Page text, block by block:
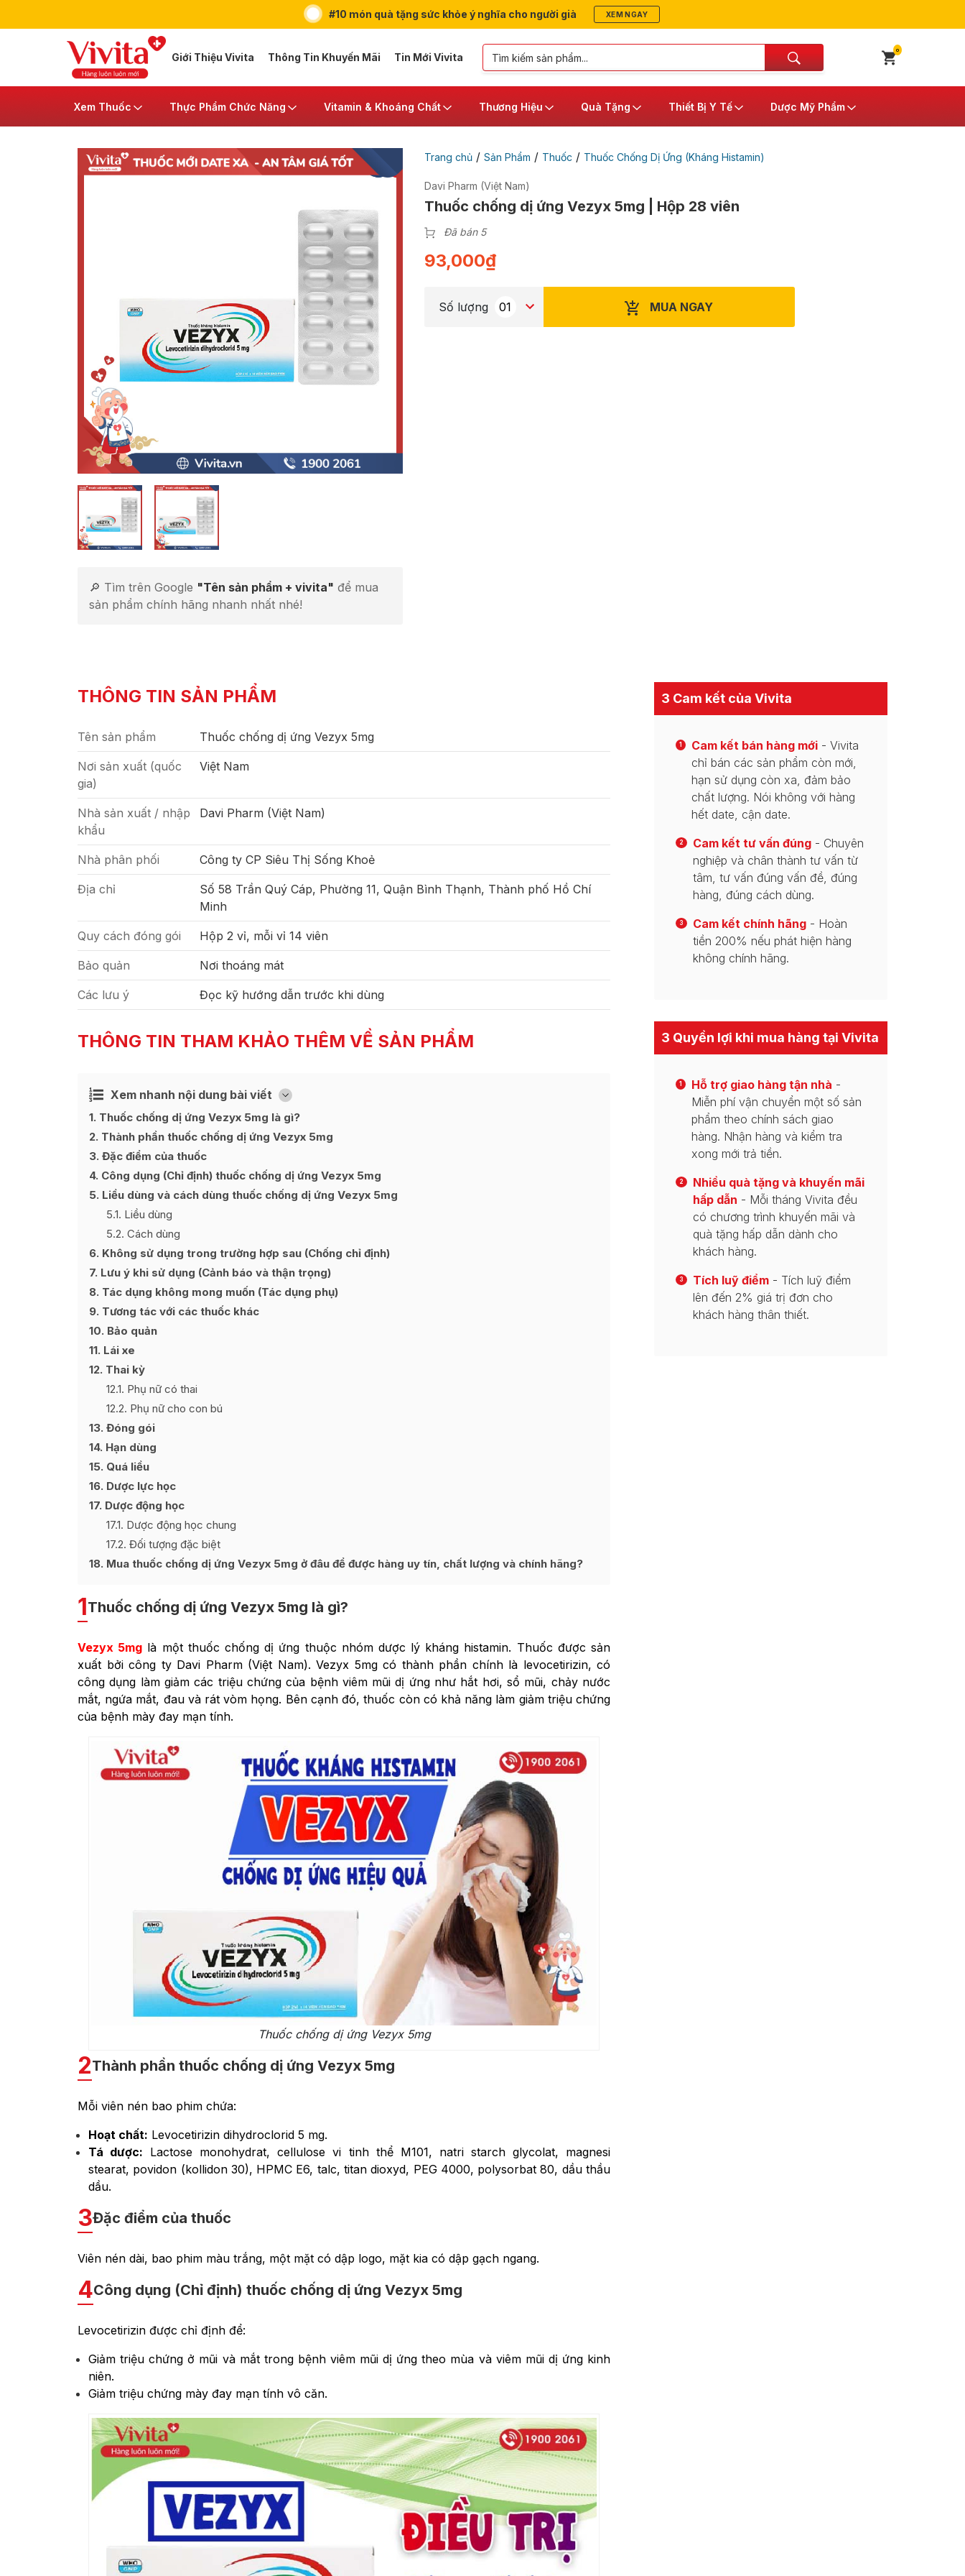
#10 món quà tặng sức khỏe ý nghĩa cho người già XEM NGAY
Giới Thiệu Vivita Thông Tin Khuyến Mãi Tin Mới Vivita
0
Xem Thuốc Thực Phẩm Chức Năng Vitamin & Khoáng Chất Thương Hiệu Quà Tặng Thiết Bị Y Tế Dược Mỹ Phẩm
🔎 Tìm trên Google "Tên sản phẩm + vivita" để mua
sản phẩm chính hãng nhanh nhất nhé!
Trang chủ/ Sản Phẩm / Thuốc / Thuốc Chống Dị Ứng (Kháng Histamin)
Davi Pharm (Việt Nam)
Thuốc chống dị ứng Vezyx 5mg | Hộp 28 viên
Đã bán 5
93,000₫
Số lượng MUA NGAY
THÔNG TIN SẢN PHẨM
Tên sản phẩm Thuốc chống dị ứng Vezyx 5mg
Nơi sản xuất (quốc
gia)
Việt Nam
Nhà sản xuất / nhập
khẩu
Davi Pharm (Việt Nam)
Nhà phân phối Công ty CP Siêu Thị Sống Khoẻ
Địa chỉ
Số 58 Trần Quý Cáp, Phường 11, Quận Bình Thạnh, Thành phố Hồ Chí
Minh
Quy cách đóng gói Hộp 2 vỉ, mỗi vỉ 14 viên
Bảo quản Nơi thoáng mát
Các lưu ý Đọc kỹ hướng dẫn trước khi dùng
THÔNG TIN THAM KHẢO THÊM VỀ SẢN PHẨM
Xem nhanh nội dung bài viết [
Ẩn
1 Thuốc chống dị ứng Vezyx 5mg là gì?
2 Thành phần thuốc chống dị ứng Vezyx 5mg
3 Đặc điểm của thuốc
4 Công dụng (Chỉ định) thuốc chống dị ứng Vezyx 5mg
5 Liều dùng và cách dùng thuốc chống dị ứng Vezyx 5mg
5.1 Liều dùng
5.2 Cách dùng
6 Không sử dụng trong trường hợp sau (Chống chỉ định)
7 Lưu ý khi sử dụng (Cảnh báo và thận trọng)
8 Tác dụng không mong muốn (Tác dụng phụ)
9 Tương tác với các thuốc khác
10 Bảo quản
11 Lái xe
12 Thai kỳ
12.1 Phụ nữ có thai
12.2 Phụ nữ cho con bú
13 Đóng gói
14 Hạn dùng
15 Quá liều
16 Dược lực học
17 Dược động học
17.1 Dược động học chung
17.2 Đối tượng đặc biệt
18 Mua thuốc chống dị ứng Vezyx 5mg ở đâu để được hàng uy tín, chất lượng và chính hãng?
1Thuốc chống dị ứng Vezyx 5mg là gì?
Vezyx 5mg là một thuốc chống dị ứng thuộc nhóm dược lý kháng histamin. Thuốc được sản
xuất bởi công ty Davi Pharm (Việt Nam). Vezyx 5mg có thành phần chính là levocetirizin, có
công dụng làm giảm các triệu chứng của bệnh viêm mũi dị ứng như hắt hơi, sổ mũi, chảy nước
mắt, ngứa mắt, đau và rát vòm họng. Bên cạnh đó, thuốc còn có khả năng làm giảm triệu chứng
của bệnh mày đay mạn tính.
Thuốc chống dị ứng Vezyx 5mg
2Thành phần thuốc chống dị ứng Vezyx 5mg
Mỗi viên nén bao phim chứa:
Hoạt chất: Levocetirizin dihydroclorid 5 mg.
Tá dược: Lactose monohydrat, cellulose vi tinh thể M101, natri starch glycolat, magnesi
stearat, povidon (kollidon 30), HPMC E6, talc, titan dioxyd, PEG 4000, polysorbat 80, dầu thầu
dầu.
3Đặc điểm của thuốc
Viên nén dài, bao phim màu trắng, một mặt có dập logo, mặt kia có dập gạch ngang.
4Công dụng (Chỉ định) thuốc chống dị ứng Vezyx 5mg
Levocetirizin được chỉ định để:
Giảm triệu chứng ở mũi và mắt trong bệnh viêm mũi dị ứng theo mùa và viêm mũi dị ứng kinh
niên.
Giảm triệu chứng mày đay mạn tính vô căn.
3 Cam kết của Vivita
1 Cam kết bán hàng mới - Vivita
chỉ bán các sản phẩm còn mới,
hạn sử dụng còn xa, đảm bảo
chất lượng. Nói không với hàng
hết date, cận date.
2 Cam kết tư vấn đúng - Chuyên
nghiệp và chân thành tư vấn từ
tâm, tư vấn đúng vấn đề, đúng
hàng, đúng cách dùng.
3 Cam kết chính hãng - Hoàn
tiền 200% nếu phát hiện hàng
không chính hãng.
3 Quyền lợi khi mua hàng tại Vivita
1 Hỗ trợ giao hàng tận nhà -
Miễn phí vận chuyển một số sản
phẩm theo chính sách giao
hàng. Nhận hàng và kiểm tra
xong mới trả tiền.
2
Nhiều quà tặng và khuyến mãi
hấp dẫn - Mỗi tháng Vivita đều
có chương trình khuyến mãi và
quà tặng hấp dẫn dành cho
khách hàng.
3 Tích luỹ điểm - Tích luỹ điểm
lên đến 2% giá trị đơn cho
khách hàng thân thiết.